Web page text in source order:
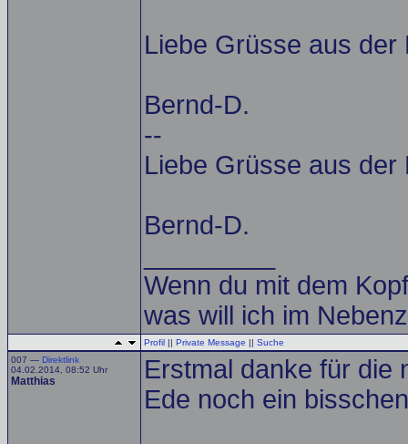
Liebe Grüsse aus der
Bernd-D.
--
Liebe Grüsse aus der
Bernd-D.
Wenn du mit dem
was will ich im
Profil || Private Message || Suche
007 — Direktlink
04.02.2014, 08:52 Uhr
Matthias
Erstmal danke für die
Ede noch ein